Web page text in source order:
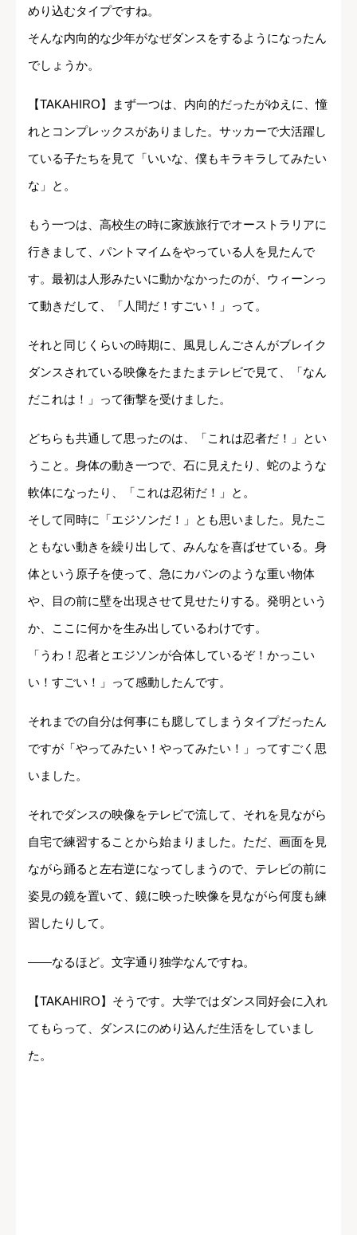
めり込むタイプですね。
そんな内向的な少年がなぜダンスをするようになったん
でしょうか。
【TAKAHIRO】まず一つは、内向的だったがゆえに、憧
れとコンプレックスがありました。サッカーで大活躍し
ている子たちを見て「いいな、僕もキラキラしてみたい
な」と。
もう一つは、高校生の時に家族旅行でオーストラリアに
行きまして、パントマイムをやっている人を見たんで
す。最初は人形みたいに動かなかったのが、ウィーンっ
て動きだして、「人間だ！すごい！」って。
それと同じくらいの時期に、風見しんごさんがブレイク
ダンスされている映像をたまたまテレビで見て、「なん
だこれは！」って衝撃を受けました。
どちらも共通して思ったのは、「これは忍者だ！」とい
うこと。身体の動き一つで、石に見えたり、蛇のような
軟体になったり、「これは忍術だ！」と。
そして同時に「エジソンだ！」とも思いました。見たこ
ともない動きを繰り出して、みんなを喜ばせている。身
体という原子を使って、急にカバンのような重い物体
や、目の前に壁を出現させて見せたりする。発明という
か、ここに何かを生み出しているわけです。
「うわ！忍者とエジソンが合体しているぞ！かっこい
い！すごい！」って感動したんです。
それまでの自分は何事にも臆してしまうタイプだったん
ですが「やってみたい！やってみたい！」ってすごく思
いました。
それでダンスの映像をテレビで流して、それを見ながら
自宅で練習することから始まりました。ただ、画面を見
ながら踊ると左右逆になってしまうので、テレビの前に
姿見の鏡を置いて、鏡に映った映像を見ながら何度も練
習したりして。
――なるほど。文字通り独学なんですね。
【TAKAHIRO】そうです。大学ではダンス同好会に入れ
てもらって、ダンスにのめり込んだ生活をしていまし
た。